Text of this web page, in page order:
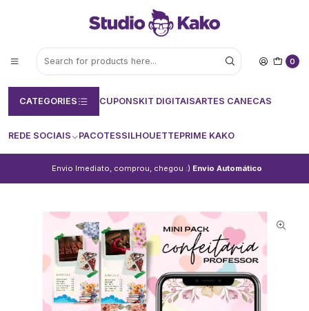
0
CATEGORIES CUPONSKIT DIGITAISARTES CANECAS
REDE SOCIAIS PACOTESSILHOUETTEPRIME KAKO
Envio Imediato, comprou, chegou :) Envio Automático